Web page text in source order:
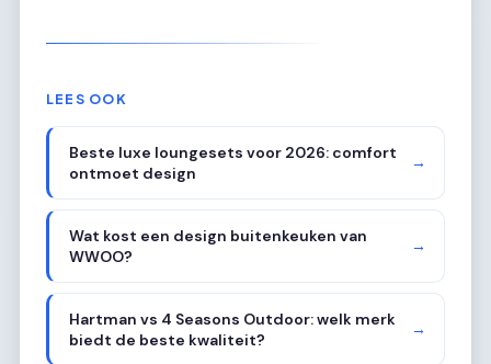
LEES OOK
Beste luxe loungesets voor 2026: comfort
ontmoet design
→
Wat kost een design buitenkeuken van
WWOO?
→
Hartman vs 4 Seasons Outdoor: welk merk
biedt de beste kwaliteit?
→